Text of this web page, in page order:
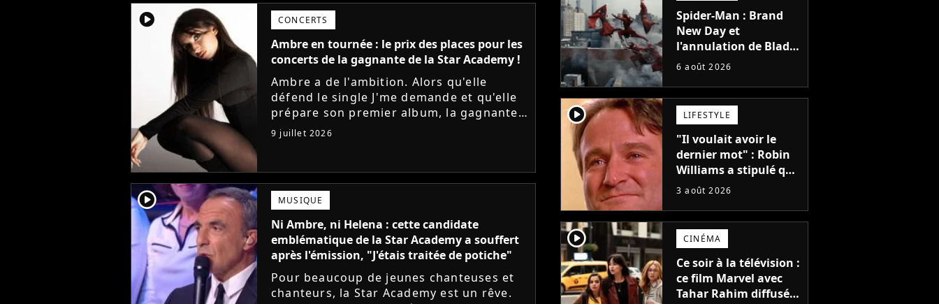
player2 CONCERTS
Ambre en tournée : le prix des places pour les
concerts de la gagnante de la Star Academy !
Ambre a de l'ambition. Alors qu'elle
défend le single J'me demande et qu'elle
prépare son premier album, la gagnante
de la dernière saison de la Star Academy
annonce les dates de sa...
9 juillet 2026
player2 MUSIQUE
Ni Ambre, ni Helena : cette candidate
emblématique de la Star Academy a souffert
après l'émission, "J'étais traitée de potiche"
Pour beaucoup de jeunes chanteuses et
chanteurs, la Star Academy est un rêve.
Spider-Man : Brand
New Day et
l'annulation de Blade
montrent que Marvel
faire quoi que ce soit
de simple
6 août 2026
player2 LIFESTYLE
"Il voulait avoir le
dernier mot" : Robin
Williams a stipulé que
sa voix ne pourrait
2039, pourtant Disney
possède des
enregistrements
inédits
3 août 2026
player2 CINÉMA
Ce soir à la télévision :
ce film Marvel avec
Tahar Rahim diffusé